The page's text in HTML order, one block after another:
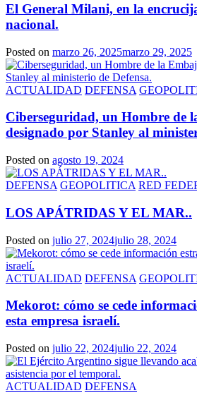
El General Milani, en la
nacional.
Posted on marzo 26, 2025marzo 29, 2025
ACTUALIDAD DEFENSA
Ciberseguridad, un Hombre de
designado por Stanley al
Posted on agosto 19, 2024
DEFENSA GEOPOLITICA RED
LOS APÁTRIDAS Y EL MAR..
Posted on julio 27, 2024julio 28, 2024
ACTUALIDAD DEFENSA
Mekorot: cómo se cede
esta empresa israelí.
Posted on julio 22, 2024julio 22, 2024
ACTUALIDAD DEFENSA